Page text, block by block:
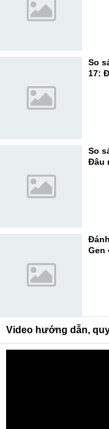
So
17:
So
Đâu
Gen
Video hướng dẫn,